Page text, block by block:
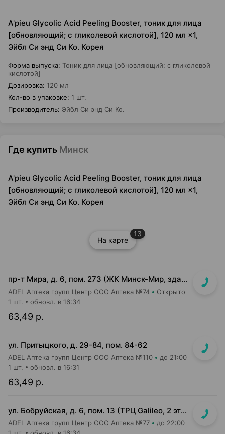
A'pieu Glycolic Acid Peeling Booster, тоник для лица
[обновляющий; с гликолевой кислотой], 120 мл ×1,
Эйбл Си энд Си Ко. Корея
Форма выпуска: Тоник для лица [обновляющий; с гликолевой
кислотой]
Дозировка: 120 мл
Кол-во в упаковке: 1 шт.
Производитель: Эйбл Си энд Си Ко.
Где купить Минск
A'pieu Glycolic Acid Peeling Booster, тоник для лица
[обновляющий; с гликолевой кислотой], 120 мл ×1,
Эйбл Си энд Си Ко. Корея
На карте
13
пр-т Мира, д. 6, пом. 273 (ЖК Минск-Мир, здание Сочи)
ADEL Аптека групп Центр ООО Аптека №74 Открыто
63,49 р.
1 шт. обновл. в 16:34
ул. Притыцкого, д. 29-84, пом. 84-62
ADEL Аптека групп Центр ООО Аптека №110 до 21:00
63,49 р.
1 шт. обновл. в 16:31
ул. Бобруйская, д. 6, пом. 13 (ТРЦ Galileo, 2 этаж, рядом с м-ом "Соседи")
ADEL Аптека групп Центр ООО Аптека №77 до 22:00